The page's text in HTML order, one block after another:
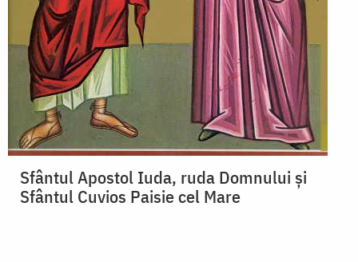
Sfântul Apostol Iuda, ruda Domnului și
Sfântul Cuvios Paisie cel Mare